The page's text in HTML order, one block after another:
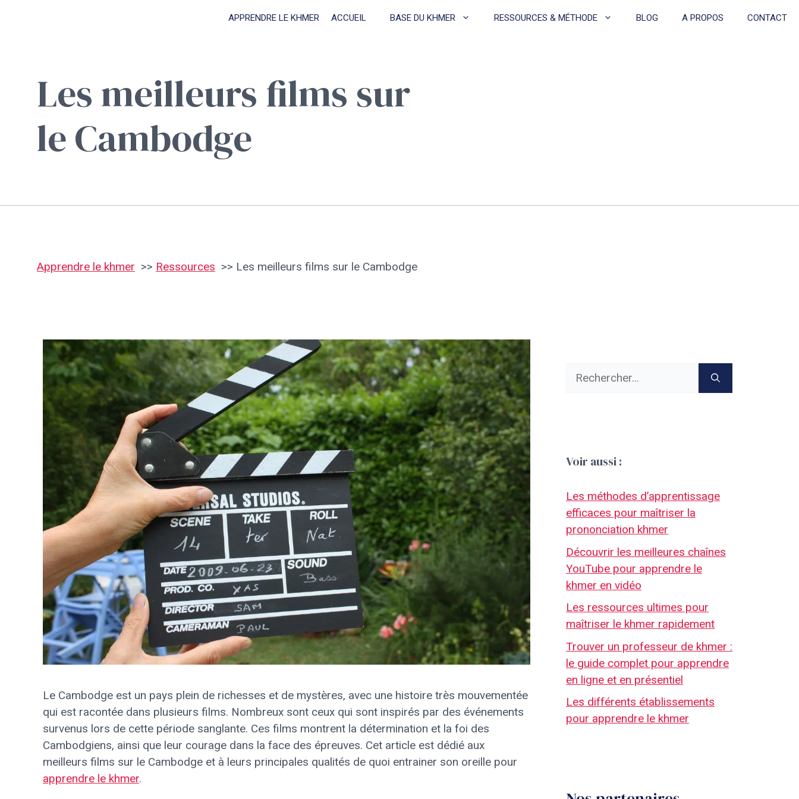
APPRENDRE LE KHMER ACCUEIL BASE DU KHMER RESSOURCES & MÉTHODE BLOG A PROPOS CONTACT
Les meilleurs films sur
le Cambodge
Apprendre le khmer Ressources Les meilleurs films sur le Cambodge
Le Cambodge est un pays plein de richesses et de mystères, avec une histoire très mouvementée
qui est racontée dans plusieurs films. Nombreux sont ceux qui sont inspirés par des événements
survenus lors de cette période sanglante. Ces films montrent la détermination et la foi des
Cambodgiens, ainsi que leur courage dans la face des épreuves. Cet article est dédié aux
meilleurs films sur le Cambodge et à leurs principales qualités de quoi entrainer son oreille pour
apprendre le khmer.
Rechercher :
Voir aussi :
Les méthodes d’apprentissage
efficaces pour maîtriser la
prononciation khmer
Découvrir les meilleures chaînes
YouTube pour apprendre le
khmer en vidéo
Les ressources ultimes pour
maîtriser le khmer rapidement
Trouver un professeur de khmer :
le guide complet pour apprendre
en ligne et en présentiel
Les différents établissements
pour apprendre le khmer